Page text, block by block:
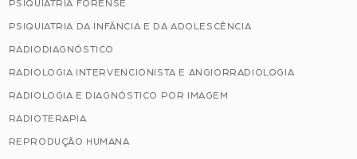
PSIQUIATRIA FORENSE
PSIQUIATRIA DA INFÂNCIA E DA ADOLESCÊNCIA
RADIODIAGNÓSTICO
RADIOLOGIA INTERVENCIONISTA E ANGIORRADIOLOGIA
RADIOLOGIA E DIAGNÓSTICO POR IMAGEM
RADIOTERAPIA
REPRODUÇÃO HUMANA